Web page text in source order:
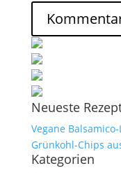
Neueste
Vegane
Grünkohl-Chips
Kategorien